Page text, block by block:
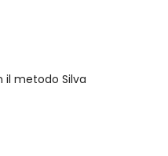
il metodo Silva